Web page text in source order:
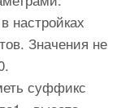
настройках
Значения не
суффикс